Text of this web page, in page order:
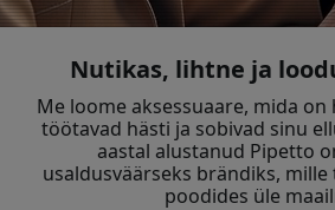
Nutikas, lihtne ja
Me loome aksessuaare, mida on
töötavad hästi ja sobivad sinu
aastal alustanud Pipetto
usaldusväärseks brändiks,
poodides üle